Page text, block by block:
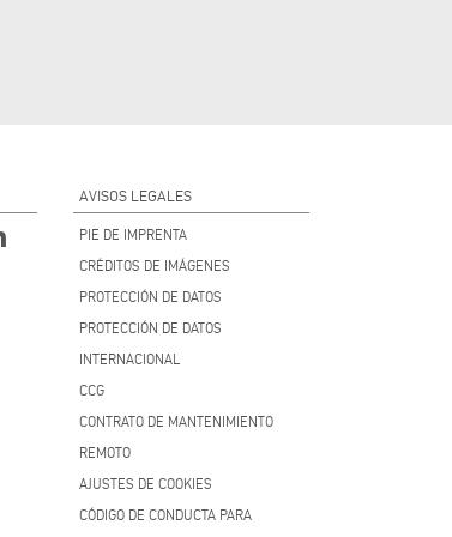
AVISOS LEGALES
PIE DE IMPRENTA
CRÉDITOS DE IMÁGENES
PROTECCIÓN DE DATOS
PROTECCIÓN DE DATOS
INTERNACIONAL
CCG
CONTRATO DE MANTENIMIENTO
REMOTO
AJUSTES DE COOKIES
CÓDIGO DE CONDUCTA PARA